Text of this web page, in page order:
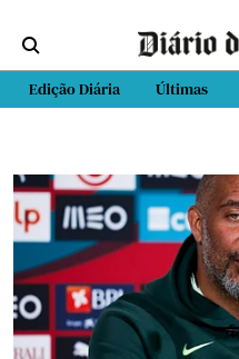
Edição Diária Últimas